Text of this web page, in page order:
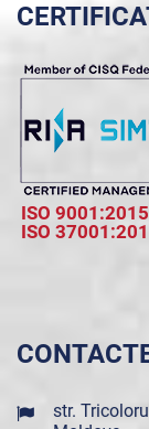
ISO 9001:2015
ISO
str.